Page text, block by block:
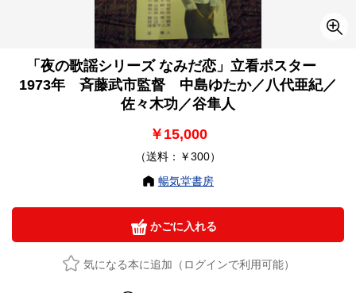
「夜の歌謡シリーズ なみだ恋」立看ポスター
1973年 斉藤武市監督 中島ゆたか／八代亜紀／
佐々木功／谷隼人
￥15,000
（送料：￥300）
暢気堂書房
かごに入れる
気になる本に追加（ログインで利用可能）